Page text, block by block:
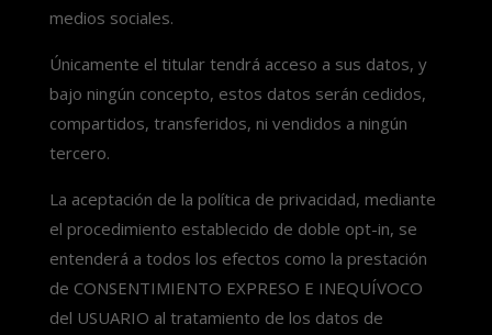
medios sociales.
Únicamente el titular tendrá acceso a sus datos, y
bajo ningún concepto, estos datos serán cedidos,
compartidos, transferidos, ni vendidos a ningún
tercero.
La aceptación de la política de privacidad, mediante
el procedimiento establecido de doble opt-in, se
entenderá a todos los efectos como la prestación
de CONSENTIMIENTO EXPRESO E INEQUÍVOCO
del USUARIO al tratamiento de los datos de